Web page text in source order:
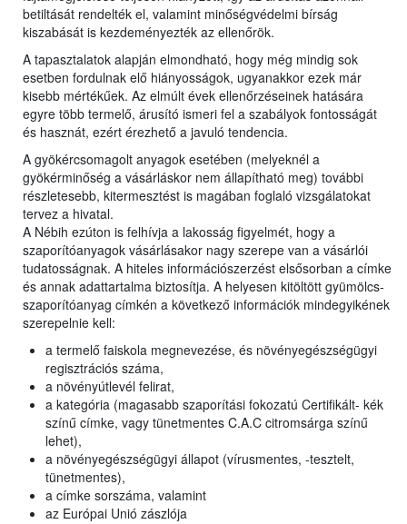
betiltását rendelték el, valamint minőségvédelmi bírság
kiszabását is kezdeményezték az ellenőrök.
A tapasztalatok alapján elmondható, hogy még mindig sok
esetben fordulnak elő hiányosságok, ugyanakkor ezek már
kisebb mértékűek. Az elmúlt évek ellenőrzéseinek hatására
egyre több termelő, árusító ismeri fel a szabályok fontosságát
és hasznát, ezért érezhető a javuló tendencia.
A gyökércsomagolt anyagok esetében (melyeknél a
gyökérminőség a vásárláskor nem állapítható meg) további
részletesebb, kitermesztést is magában foglaló vizsgálatokat
tervez a hivatal.
A Nébih ezúton is felhívja a lakosság figyelmét, hogy a
szaporítóanyagok vásárlásakor nagy szerepe van a vásárlói
tudatosságnak. A hiteles információszerzést elsősorban a címke
és annak adattartalma biztosítja. A helyesen kitöltött gyümölcs-
szaporítóanyag címkén a következő információk mindegyikének
szerepelnie kell:
a termelő faiskola megnevezése, és növényegészségügyi
regisztrációs száma,
a növényútlevél felirat,
a kategória (magasabb szaporítási fokozatú Certifikált- kék
színű címke, vagy tünetmentes C.A.C citromsárga színű
lehet),
a növényegészségügyi állapot (vírusmentes, -tesztelt,
tünetmentes),
a címke sorszáma, valamint
az Európai Unió zászlója